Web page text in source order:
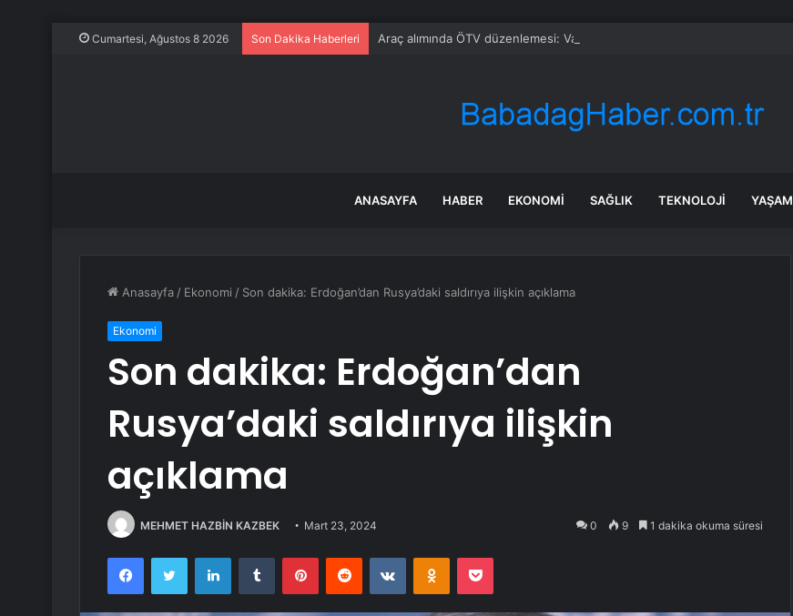
Cumartesi, Ağustos 8 2026 Son Dakika Haberleri Araç alımında ÖTV düzenlemesi: Vatandaşlar bayilere akın etti
ANASAYFA HABER EKONOMI SAĞLIK TEKNOLOJI YAŞAM
Anasayfa / Ekonomi / Son dakika: Erdoğan’dan Rusya’daki saldırıya ilişkin açıklama
Ekonomi
Son dakika: Erdoğan’dan
Rusya’daki saldırıya ilişkin
açıklama
MEHMET HAZBİN KAZBEK Mart 23, 2024 0 9 1 dakika okuma süresi
FacebookTwitter LinkedInTumblr PinterestReddit VKontakteOdnoklassniki
Pocket